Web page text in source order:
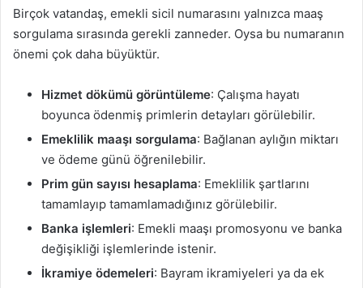
Birçok vatandaş, emekli sicil numarasını yalnızca maaş
sorgulama sırasında gerekli zanneder. Oysa bu numaranın
önemi çok daha büyüktür.
Hizmet dökümü görüntüleme: Çalışma hayatı
boyunca ödenmiş primlerin detayları görülebilir.
Emeklilik maaşı sorgulama: Bağlanan aylığın miktarı
ve ödeme günü öğrenilebilir.
Prim gün sayısı hesaplama: Emeklilik şartlarını
tamamlayıp tamamlamadığınız görülebilir.
Banka işlemleri: Emekli maaşı promosyonu ve banka
değişikliği işlemlerinde istenir.
İkramiye ödemeleri: Bayram ikramiyeleri ya da ek